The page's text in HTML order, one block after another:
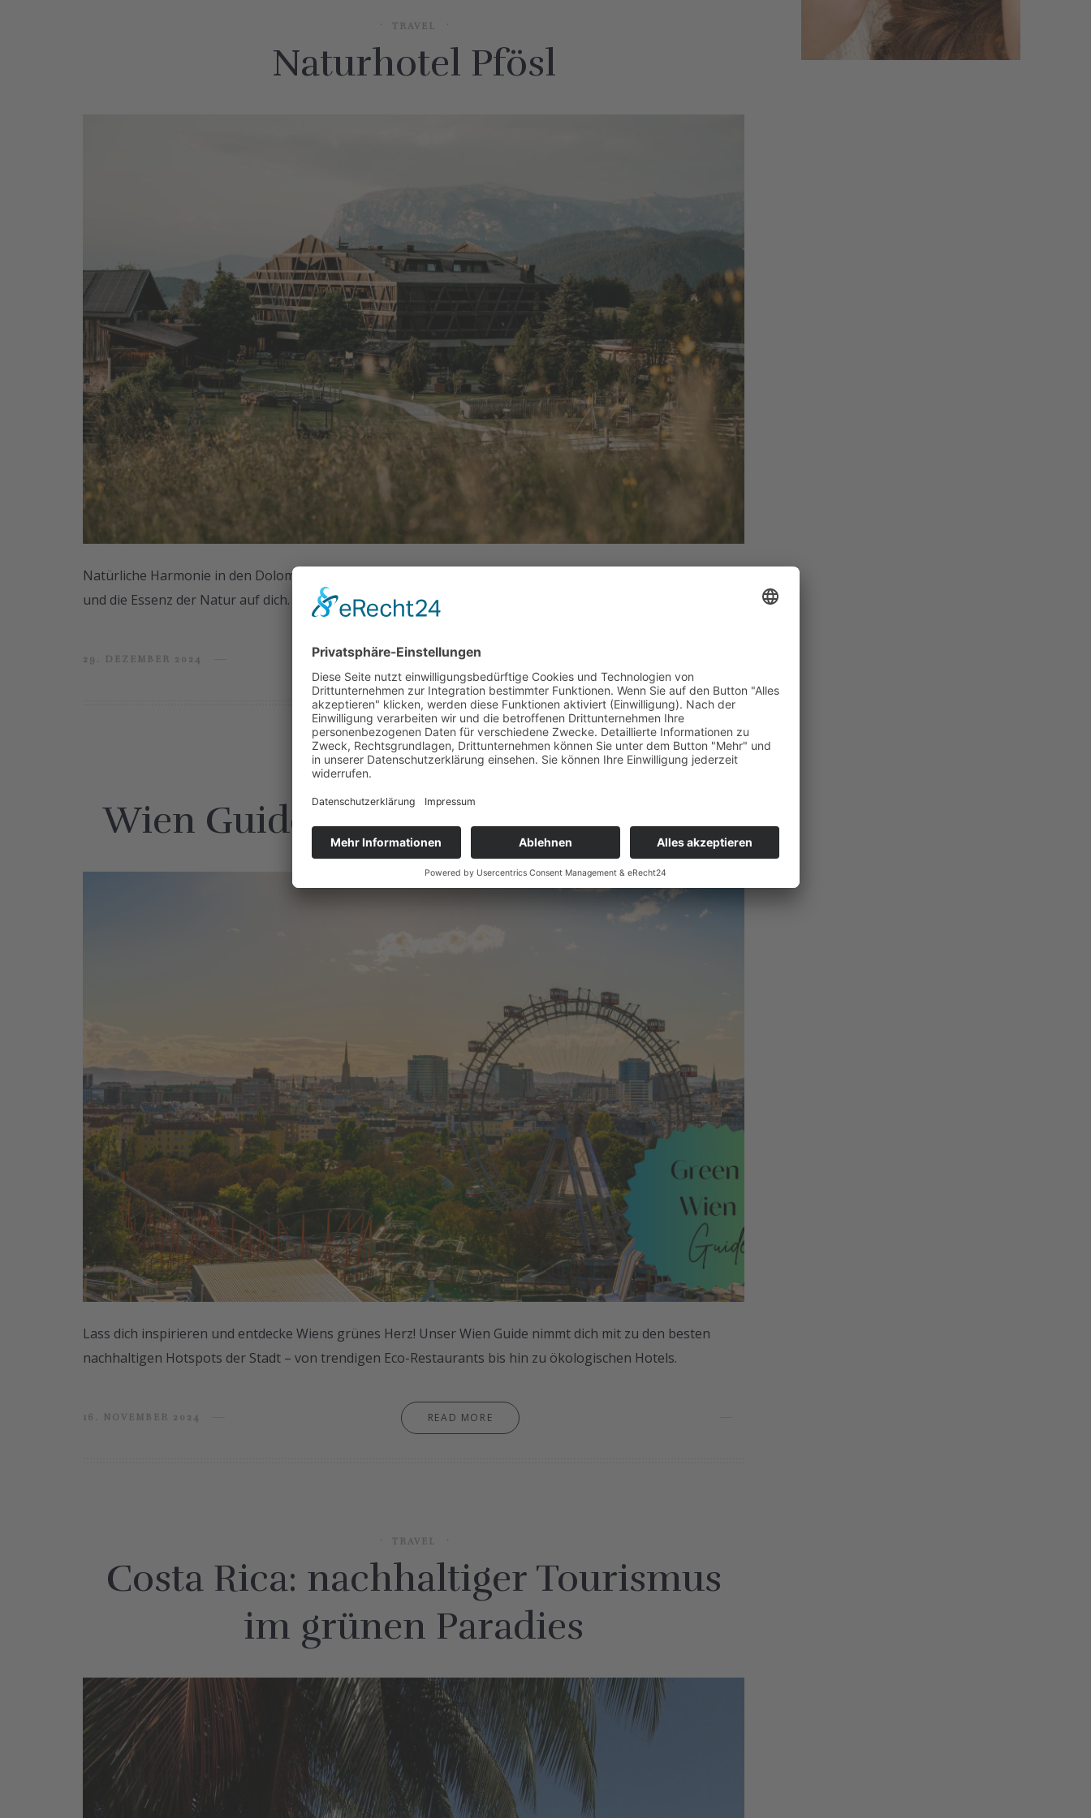
TRAVEL
Naturhotel Pfösl
Natürliche Harmonie in den Dolomiten erleben. Im Naturhotel Pfösl warten Authentizität, Nachhaltigkeit
und die Essenz der Natur auf dich.
29. DEZEMBER 2024 READ MORE
Wien Guide: nachhaltige Highlights
Lass dich inspirieren und entdecke Wiens grünes Herz! Unser Wien Guide nimmt dich mit zu den besten
nachhaltigen Hotspots der Stadt – von trendigen Eco-Restaurants bis hin zu ökologischen Hotels.
16. NOVEMBER 2024 READ MORE
TRAVEL
Costa Rica: nachhaltiger Tourismus
im grünen Paradies